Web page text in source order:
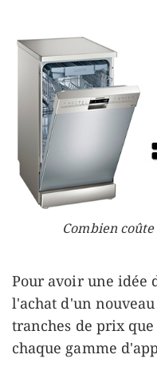
Combien
Pour avoir une idée
l'achat d'un
tranches de prix
chaque gamme